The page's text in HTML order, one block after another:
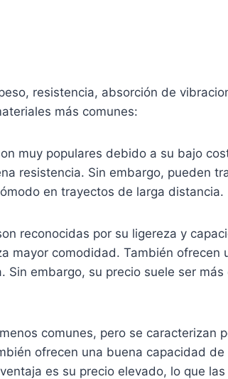
resistencia, absorción de
más comunes:
muy populares debido a su bajo
resistencia. Sin embargo, pueden
en trayectos de larga distancia.
reconocidas por su ligereza y
mayor comodidad. También ofrecen
Sin embargo, su precio suele ser más
comunes, pero se caracterizan
ofrecen una buena capacidad de
es su precio elevado, lo que las